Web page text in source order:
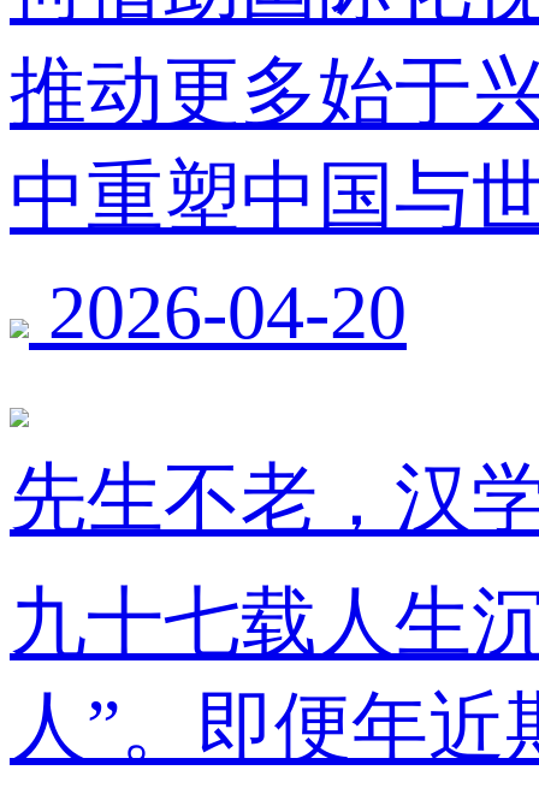
推动更多始于
中重塑中国与
2026-04-20
先生不老，汉
九十七载人生
人”。即便年